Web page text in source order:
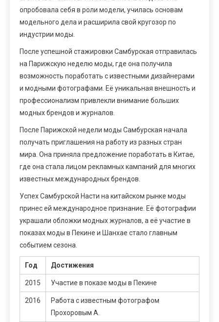
опробовала себя в роли модели, училась основам
модельного дела и расширила свой кругозор по
индустрии моды.
После успешной стажировки Самбурская отправилась
на Парижскую неделю моды, где она получила
возможность поработать с известными дизайнерами
и модными фотографами. Её уникальная внешность и
профессионализм привлекли внимание больших
модных брендов и журналов.
После Парижской недели моды Самбурская начала
получать приглашения на работу из разных стран
мира. Она приняла предложение поработать в Китае,
где она стала лицом рекламных кампаний для многих
известных международных брендов.
Успех Самбурской Насти на китайском рынке моды
принес ей международное признание. Её фотографии
украшали обложки модных журналов, а её участие в
показах моды в Пекине и Шанхае стало главным
событием сезона.
Год Достижения
2015 Участие в показе моды в Пекине
2016
Работа с известным фотографом
Прохоровым А.